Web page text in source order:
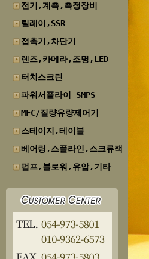
전기,계측,측정장비
릴레이,SSR
접촉기,차단기
렌즈,카메라,조명,LED
터치스크린
파워서플라이 SMPS
MFC/질량유량제어기
스테이지,테이블
베어링,스플라인,스크류잭
펌프,블로워,유압,기타